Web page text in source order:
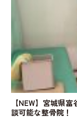
【NEW】宮城県
談可能な整骨院！